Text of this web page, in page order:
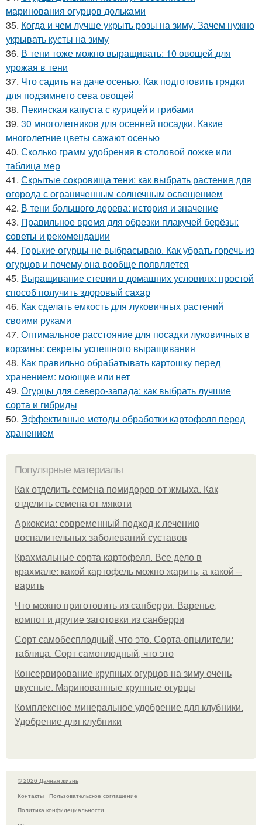
маринования огурцов дольками
35. Когда и чем лучше укрыть розы на зиму. Зачем нужно
укрывать кусты на зиму
36. В тени тоже можно выращивать: 10 овощей для
урожая в тени
37. Что садить на даче осенью. Как подготовить грядки
для подзимнего сева овощей
38. Пекинская капуста с курицей и грибами
39. 30 многолетников для осенней посадки. Какие
многолетние цветы сажают осенью
40. Сколько грамм удобрения в столовой ложке или
таблица мер
41. Скрытые сокровища тени: как выбрать растения для
огорода с ограниченным солнечным освещением
42. В тени большого дерева: история и значение
43. Правильное время для обрезки плакучей берёзы:
советы и рекомендации
44. Горькие огурцы не выбрасываю. Как убрать горечь из
огурцов и почему она вообще появляется
45. Выращивание стевии в домашних условиях: простой
способ получить здоровый сахар
46. Как сделать емкость для луковичных растений
своими руками
47. Оптимальное расстояние для посадки луковичных в
корзины: секреты успешного выращивания
48. Как правильно обрабатывать картошку перед
хранением: моющие или нет
49. Огурцы для северо-запада: как выбрать лучшие
сорта и гибриды
50. Эффективные методы обработки картофеля перед
хранением
Популярные материалы
Как отделить семена помидоров от жмыха. Как
отделить семена от мякоти
Аркоксиа: современный подход к лечению
воспалительных заболеваний суставов
Крахмальные сорта картофеля. Все дело в
крахмале: какой картофель можно жарить, а какой –
варить
Что можно приготовить из санберри. Варенье,
компот и другие заготовки из санберри
Сорт самобесплодный, что это. Сорта-опылители:
таблица. Сорт самоплодный, что это
Консервирование крупных огурцов на зиму очень
вкусные. Маринованные крупные огурцы
Комплексное минеральное удобрение для клубники.
Удобрение для клубники
© 2026 Дачная жизнь
Контакты
Пользовательское соглашение
Политика конфидециальности